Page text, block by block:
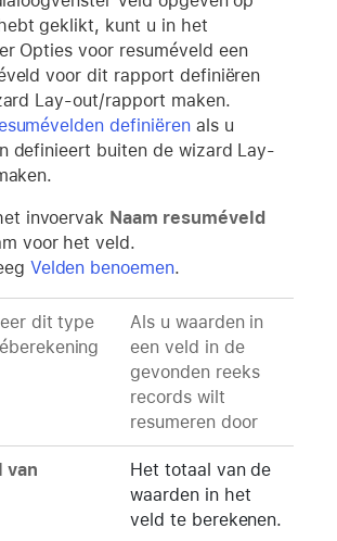
geklikt, kunt u in het
Opties voor resuméveld een
voor dit rapport definiëren
Lay-out/rapport maken.
definiërenals u
definieert buiten de wizard Lay-
invoervak Naam resuméveld
voor het veld.
Velden benoemen.
dit type
Als u waarden in
een veld in de
gevonden reeks
records wilt
resumeren door
van
Het totaal van de
waarden in het
veld te berekenen.